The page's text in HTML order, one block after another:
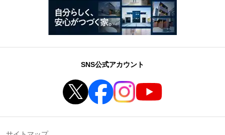
SNS公式アカウント